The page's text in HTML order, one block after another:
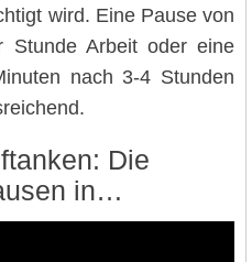
wird. Eine Pause von
Stunde Arbeit oder eine
nach 3-4 Stunden
Die
in…